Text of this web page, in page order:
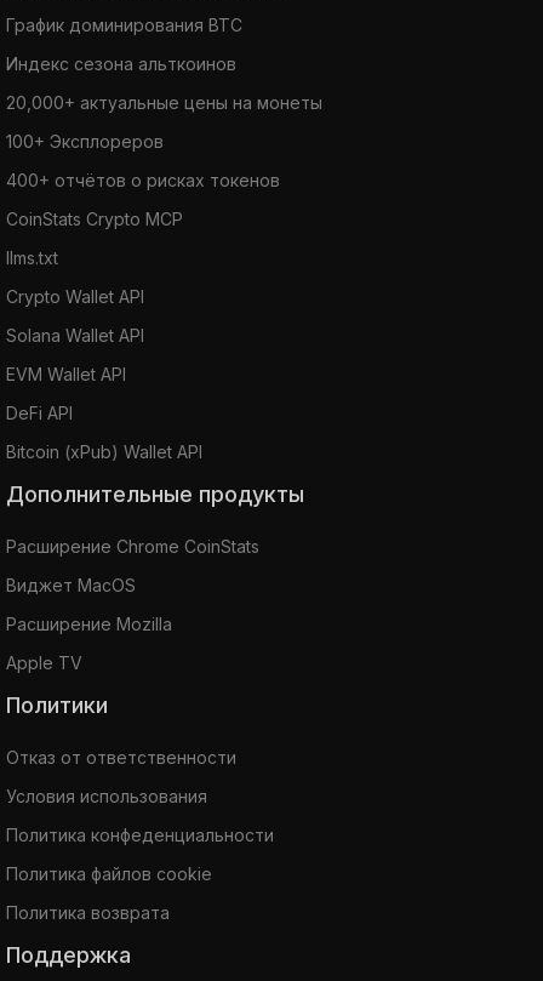
График доминирования BTC
Индекс сезона альткоинов
20,000+ актуальные цены на монеты
100+ Эксплореров
400+ отчётов о рисках токенов
CoinStats Crypto MCP
llms.txt
Crypto Wallet API
Solana Wallet API
EVM Wallet API
DeFi API
Bitcoin (xPub) Wallet API
Дополнительные продукты
Расширение Chrome CoinStats
Виджет MacOS
Расширение Mozilla
Apple TV
Политики
Отказ от ответственности
Условия использования
Политика конфеденциальности
Политика файлов cookie
Политика возврата
Поддержка